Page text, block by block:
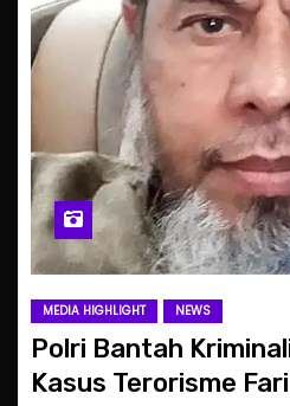
MEDIA HIGHLIGHT NEWS
Polri Bantah
Kasus Terorisme